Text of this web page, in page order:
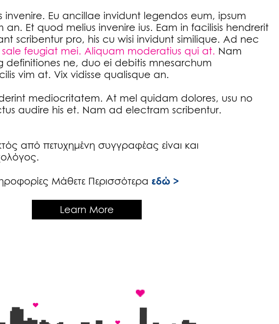
invenire. Eu ancillae invidunt legendos eum, ipsum
Et quod melius invenire ius. Eam in facilisis hendrerit
scribentur pro, his cu wisi invidunt similique. Ad nec
feugiat mei. Aliquam moderatius qui at. Nam
definitiones ne, duo ei debitis mnesarchum
vim at. Vix vidisse qualisque an.
mediocritatem. At mel quidam dolores, usu no
audire his et. Nam ad electram scribentur.
από πετυχημένη συγγραφέας είναι και
Μάθετε Περισσότερα εδώ >
Learn More